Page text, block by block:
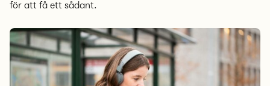
för att få ett sådant.